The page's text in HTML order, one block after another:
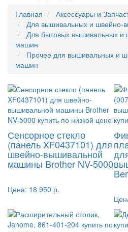
Главная
Аксессуары и
Для вышивальных и швейно-
Для бытовых вышивальных и
машин
Прочее для вышивальных и
машин
Сенсорное стекло
(панель XF0437101) для
швейно-вышивальной
машины Brother NV-5000
Цена: 18 950 р.